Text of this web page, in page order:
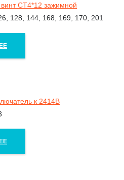
CT4*12 зажимной
128, 144, 168, 169, 170, 201
к 2414B